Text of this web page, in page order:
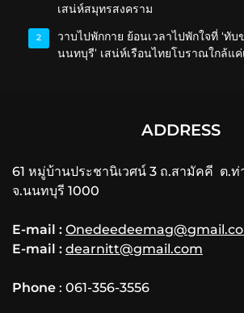
เสน่ห์สมุทรสงคราม
2
วาบไปพักกาย ย้อนเวลาไปพักใจที่ ‘ทั
นนทบุรี’ เสน่ห์เรือนไทยโบราณใกล้แค่
ADDRESS
61 หมู่บ้านประชานิเวศน์ 3 ถ.สามัคคี ต.ท่
จ.นนทบุรี 1000
E-mail :
E-mail : dearnitt@gmail.com
Phone : 061-356-3556